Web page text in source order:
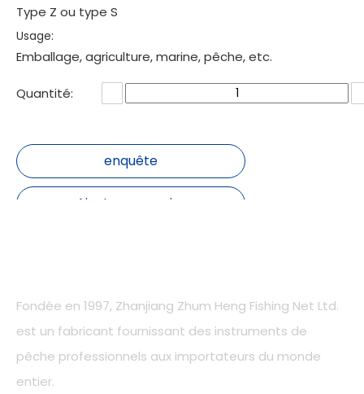
Type Z ou type S
Usage:
Emballage, agriculture, marine, pêche, etc.
Quantité:
enquête
Ajouter au panier
sur:
En vertu d'un:
Fondée en 1997, Zhanjiang Zhum Heng Fishing Net Ltd.
est un fabricant fournissant des instruments de
pêche professionnels aux importateurs du monde
entier.